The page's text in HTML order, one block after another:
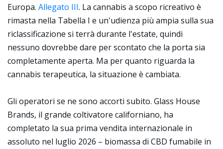
Europa. Allegato III. La cannabis a scopo ricreativo è
rimasta nella Tabella I e un'udienza più ampia sulla sua
riclassificazione si terrà durante l'estate, quindi
nessuno dovrebbe dare per scontato che la porta sia
completamente aperta. Ma per quanto riguarda la
cannabis terapeutica, la situazione è cambiata.
Gli operatori se ne sono accorti subito. Glass House
Brands, il grande coltivatore californiano, ha
completato la sua prima vendita internazionale in
assoluto nel luglio 2026 – biomassa di CBD fumabile in